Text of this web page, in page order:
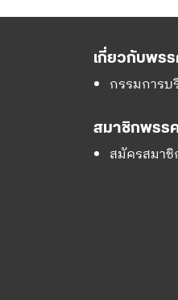
เกี่ยวกับพร
กรรมการบ
สมาชิกพรร
สมัครสมา